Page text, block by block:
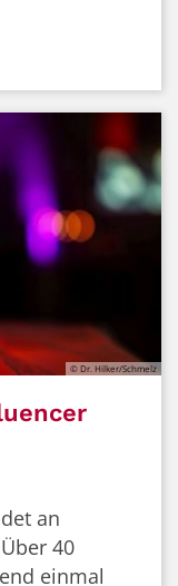
© Dr. Hilker/Schmelz
an
40
einmal